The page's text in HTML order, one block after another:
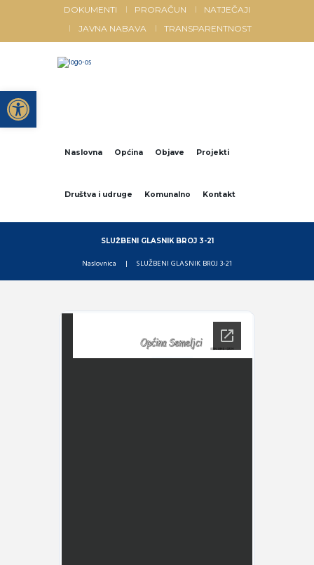
DOKUMENTI PRORAČUN
NATJEČAJI
JAVNA NABAVA
TRANSPARENTNOST
Naslovna Općina Objave Projekti
Društva i udruge Komunalno Kontakt
SLUŽBENI GLASNIK BROJ 3-21
Naslovnica SLUŽBENI GLASNIK BROJ 3-21
Open toolbar